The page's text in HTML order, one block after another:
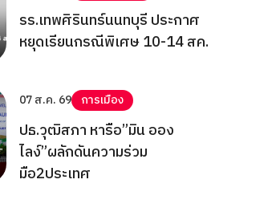
รร.เทพศิรินทร์นนทบุรี ประกาศ
หยุดเรียนกรณีพิเศษ 10-14 สค.
07 ส.ค. 69 การเมือง
ปธ.วุฒิสภา หารือ”มิน ออง
ไลง์”ผลักดันความร่วม
มือ2ประเทศ